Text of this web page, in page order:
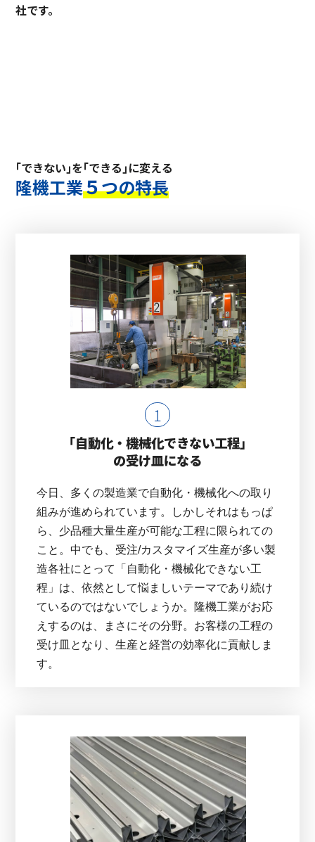
社です。
｢できない｣を｢できる｣に変える
隆機工業５つの特長
「自動化・機械化できない工程」
の受け皿になる
今日、多くの製造業で自動化・機械化への取り
組みが進められています。しかしそれはもっぱ
ら、少品種大量生産が可能な工程に限られての
こと。中でも、受注/カスタマイズ生産が多い製
造各社にとって「自動化・機械化できない工
程」は、依然として悩ましいテーマであり続け
ているのではないでしょうか。隆機工業がお応
えするのは、まさにその分野。お客様の工程の
受け皿となり、生産と経営の効率化に貢献しま
す。